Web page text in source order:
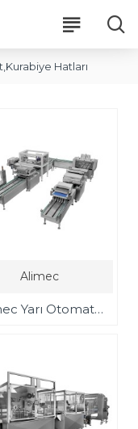
Hatları
Alimec
Alimec Yarı Otomatik Muffin Kek üretim hattı